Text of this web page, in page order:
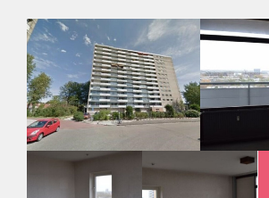
Huisdieren toegestaan: Afhankelijk van de
Huurtoeslag grens: Nee
Geschikt voor studenten: Afhankelijk van